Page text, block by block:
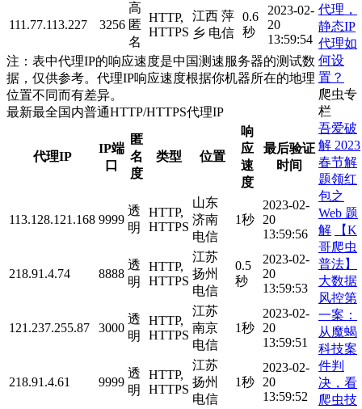
111.77.113.227 3256
高
匿
名
HTTP,
HTTPS
江西 萍
乡 电信
0.6
秒
2023-02-
20
13:59:54
注：表中代理IP的响应速度是中国测速服务器的测试数
据，仅供参考。代理IP响应速度根据你机器所在的地理
位置不同而有差异。
最新最全国内普通HTTP/HTTPS代理IP
代理IP
IP端
口
匿
名
度
类型 位置
响
应
速
度
最后验证
时间
113.128.121.168 9999
透
明
HTTP,
HTTPS
山东
济南
电信
1秒
2023-02-
20
13:59:56
218.91.4.74 8888
透
明
HTTP,
HTTPS
江苏
扬州
电信
0.5
秒
2023-02-
20
13:59:53
121.237.255.87 3000
透
明
HTTP,
HTTPS
江苏
南京
电信
1秒
2023-02-
20
13:59:51
218.91.4.61 9999
透
明
HTTP,
HTTPS
江苏
扬州
电信
1秒
2023-02-
20
13:59:52
代理，
静态IP
代理如
何设
置？
爬虫专
栏
吾爱破
解 2023
春节解
题领红
包之
Web 题
解
【K
哥爬虫
普法】
大数据
风控第
一案：
从魔蝎
科技案
件判
决，看
爬虫技